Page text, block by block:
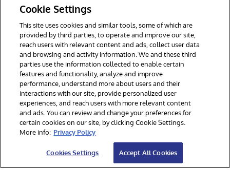
採用情報
© 1996-2026Y InterSystems Corporation, Boston, MA. All Rights
Reserved.
お知らせ／ご利用規約
プライバシーステートメント
保証について
アクセシビリティ
Cookie Settings
This site uses cookies and similar tools, some of which are
provided by third parties, to operate and improve our site,
reach users with relevant content and ads, collect user data
and browsing and activity information. We and these third
parties use the information collected to enable certain
features and functionality, analyze and improve
performance, understand more about users and their
interactions with our site, provide personalized user
experiences, and reach users with more relevant content
and ads. You can review and change your preferences for
certain cookies on our site, by clicking Cookie Settings.
More info: Privacy Policy
Cookies Settings Accept All Cookies